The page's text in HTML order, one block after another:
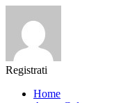
Registrati
Home